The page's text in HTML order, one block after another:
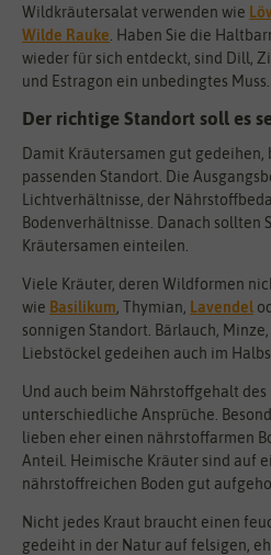
Wildkräutersalat verwenden wie
Wilde Rauke . Haben Sie die
wieder für sich entdeckt, sind Dill,
und Estragon ein unbedingtes Muss.
Der richtige Standort soll es
Damit Kräutersamen gut
passenden Standort. Die
Lichtverhältnisse, der
Bodenverhältnisse. Danach sollten
Kräutersamen einteilen.
Viele Kräuter, deren Wildformen
wie Basilikum, Thymian, Lavendel
sonnigen Standort. Bärlauch,
Liebstöckel gedeihen auch im
Und auch beim Nährstoffgehalt des
unterschiedliche Ansprüche.
lieben eher einen nährstoffarmen
Anteil. Heimische Kräuter sind auf
nährstoffreichen Boden gut
Nicht jedes Kraut braucht einen
gedeiht in der Natur auf felsigen,